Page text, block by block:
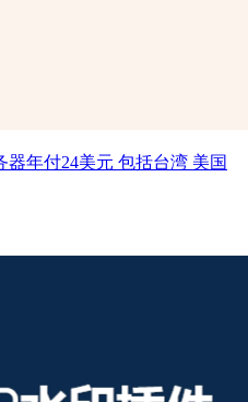
器年付24美元 包括台湾 美国